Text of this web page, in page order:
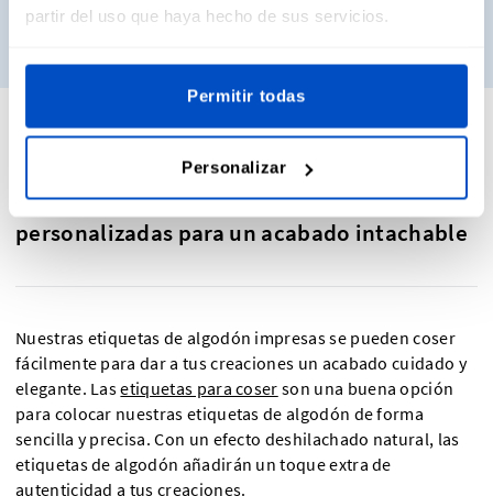
partir del uso que haya hecho de sus servicios.
Permitir todas
Personalizar
Cose tus etiquetas de algodón para ropa
personalizadas para un acabado intachable
Nuestras etiquetas de algodón impresas se pueden coser
fácilmente para dar a tus creaciones un acabado cuidado y
elegante. Lasetiquetas para coser son una buena opción
para colocar nuestras etiquetas de algodón de forma
sencilla y precisa. Con un efecto deshilachado natural, las
etiquetas de algodón añadirán un toque extra de
autenticidad a tus creaciones.